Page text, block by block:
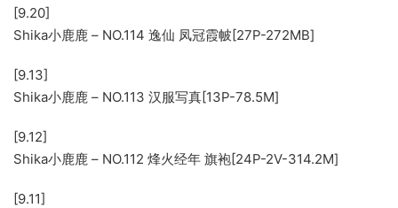
[9.20]
Shika小鹿鹿 – NO.114 逸仙 凤冠霞帔[27P-272MB]
[9.13]
Shika小鹿鹿 – NO.113 汉服写真[13P-78.5M]
[9.12]
Shika小鹿鹿 – NO.112 烽火经年 旗袍[24P-2V-314.2M]
[9.11]